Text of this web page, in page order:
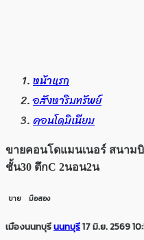
หน้าแรก
อสังหาริมทรัพย์
คอนโดมิเนียม
ขายคอนโดแมนเนอร์ สนาม
ชั้น30 ตึกC 2นอน2น
ขาย มือสอง
เมืองนนทบุรีนนทบุรี17 มิ.ย. 2569